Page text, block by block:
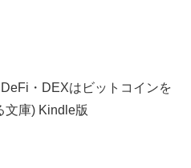
・DEXはビットコインを
文庫) Kindle版